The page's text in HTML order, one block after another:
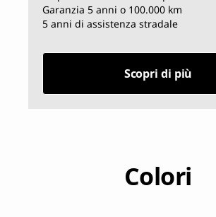
Garanzia 5 anni o 100.000 km
5 anni di assistenza stradale
Scopri di più
Colori